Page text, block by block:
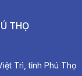
THỌ
Trì, tỉnh Phú Thọ